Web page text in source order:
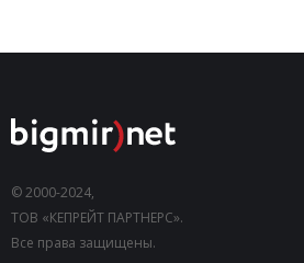
© 2000-2024,
ТОВ «КЕПРЕЙТ ПАРТНЕРС».
Все права защищены.